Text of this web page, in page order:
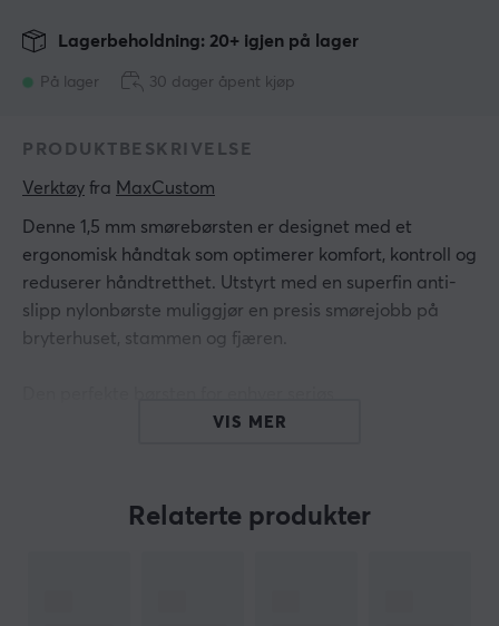
På lager
Lagerbeholdning: 20+ igjen på lager
30 dager åpent kjøp
PRODUKTBESKRIVELSE
Verktøy fra MaxCustom
Denne 1,5 mm smørebørsten er designet med et
ergonomisk håndtak som optimerer komfort, kontroll og
reduserer håndtretthet. Utstyrt med en superfin anti-
slipp nylonbørste muliggjør en presis smørejobb på
bryterhuset, stammen og fjæren.
Jeg er en oversettelsesrobot på MaxGaming og jeg har
oversatt denne produktteksten. Hvis du opplever feil i
VIS MER
Relaterte produkter